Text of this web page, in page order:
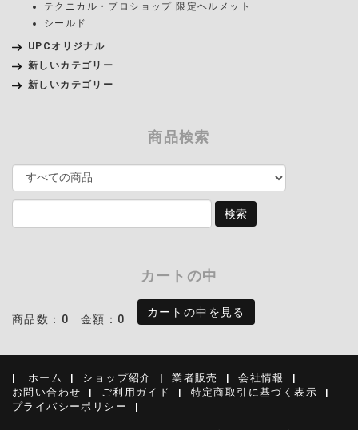
テクニカル・プロショップ 限定ヘルメット
シールド
UPCオリジナル
新しいカテゴリー
新しいカテゴリー
商品検索
カートの中
商品数：0 金額：0
カートの中を見る
ホーム ショップ紹介 業者販売
会社情報
お問い合わせ
ご利用ガイド
特定商取引に基づく表示
プライバシーポリシー